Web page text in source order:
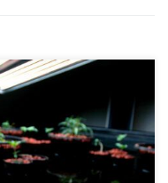
nie ma negatywnego
o pozornie odwieczną
marihuany, jedyną